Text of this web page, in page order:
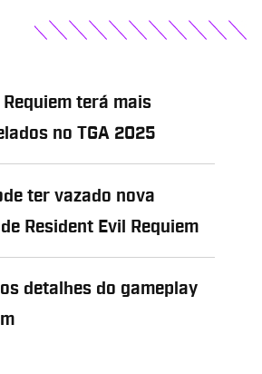
Requiem terá mais
no TGA 2025
ter vazado nova
Resident Evil Requiem
detalhes do gameplay